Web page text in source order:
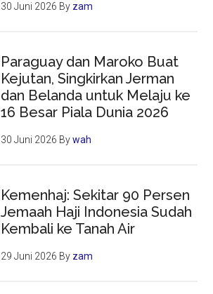
30 Juni 2026 By zam
Paraguay dan Maroko Buat
Kejutan, Singkirkan Jerman
dan Belanda untuk Melaju ke
16 Besar Piala Dunia 2026
30 Juni 2026 Bywah
Kemenhaj: Sekitar 90 Persen
Jemaah Haji Indonesia Sudah
Kembali ke Tanah Air
29 Juni 2026 By zam